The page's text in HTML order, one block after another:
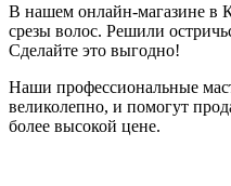
В нашем онлайн-магазине в
срезы волос. Решили
Сделайте это выгодно!
Наши профессиональные
великолепно, и помогут
более высокой цене.